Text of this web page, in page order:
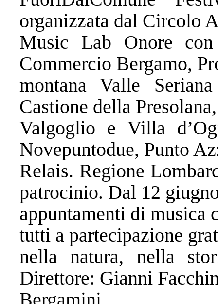
organizzata dal Circolo
Music Lab Onore
Commercio Bergamo,
montana Valle
Castione della
Valgoglio e Villa
Novepuntodue, Punto
Relais. Regione
patrocinio. Dal 12
appuntamenti di musica
tutti a partecipazione
nella natura, nella
Direttore: Gianni
Bergamini.